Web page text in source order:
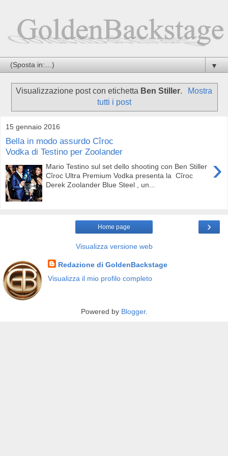
▼
Visualizzazione post con etichetta Ben Stiller.
Mostra
tutti i post
15 gennaio 2016
Bella in modo assurdo Cîroc
Vodka di Testino per Zoolander
›
Mario Testino sul set dello shooting con Ben Stiller
Cîroc Ultra Premium Vodka presenta la Cîroc
Derek Zoolander Blue Steel , un...
›
Home page
Visualizza versione web
Redazione di GoldenBackstage
Visualizza il mio profilo completo
Powered by Blogger.